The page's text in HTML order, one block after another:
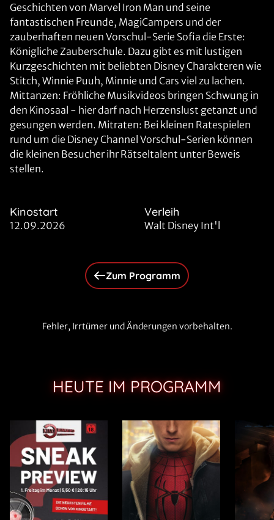
Geschichten von Marvel Iron Man und seine
fantastischen Freunde, MagiCampers und der
zauberhaften neuen Vorschul-Serie Sofia die Erste:
Königliche Zauberschule. Dazu gibt es mit lustigen
Kurzgeschichten mit beliebten Disney Charakteren wie
Stitch, Winnie Puuh, Minnie und Cars viel zu lachen.
Mittanzen: Fröhliche Musikvideos bringen Schwung in
den Kinosaal - hier darf nach Herzenslust getanzt und
gesungen werden. Mitraten: Bei kleinen Ratespielen
rund um die Disney Channel Vorschul-Serien können
die kleinen Besucher ihr Rätseltalent unter Beweis
stellen.
Kinostart
12.09.2026
Verleih
Walt Disney Int'l
Zum Programm
Fehler, Irrtümer und Änderungen vorbehalten.
HEUTE IM PROGRAMM